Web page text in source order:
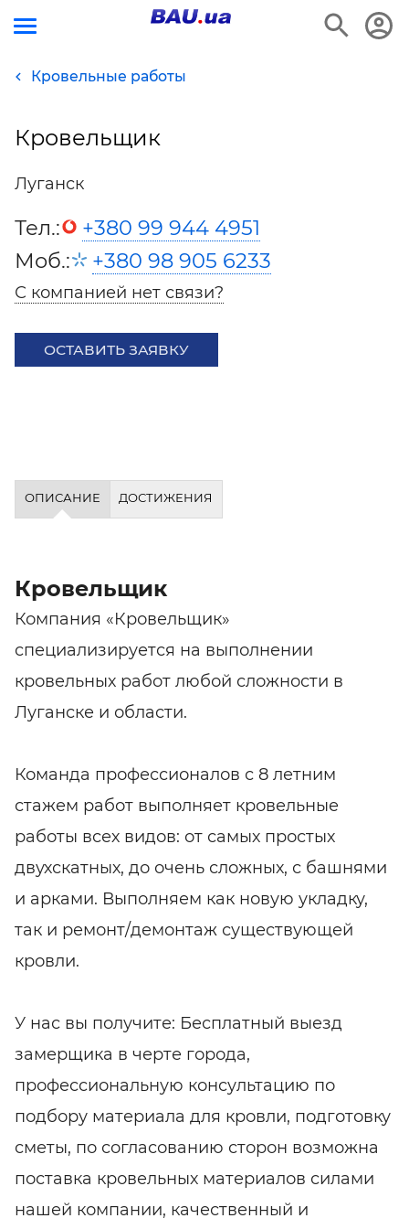
Кровельные работы
Кровельщик
Луганск
Тел.:
+380 99 944 4951
Моб.:
+380 98 905 6233
С компанией нет связи?
ОСТАВИТЬ ЗАЯВКУ
ОПИСАНИЕ ДОСТИЖЕНИЯ
Кровельщик
Компания «Кровельщик»
специализируется на выполнении
кровельных работ любой сложности в
Луганске и области.
Команда профессионалов с 8 летним
стажем работ выполняет кровельные
работы всех видов: от самых простых
двухскатных, до очень сложных, с башнями
и арками. Выполняем как новую укладку,
так и ремонт/демонтаж существующей
кровли.
У нас вы получите: Бесплатный выезд
замерщика в черте города,
профессиональную консультацию по
подбору материала для кровли, подготовку
сметы, по согласованию сторон возможна
поставка кровельных материалов силами
нашей компании, качественный и